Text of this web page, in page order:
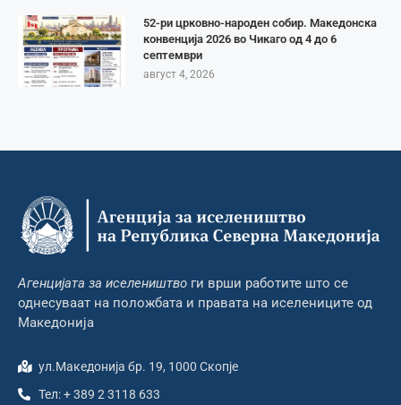
52-ри црковно-народен собир. Македонска
конвенција 2026 во Чикаго од 4 до 6
септември
август 4, 2026
Агенцијата за иселеништво ги врши работите што се
однесуваат на положбата и правата на иселениците од
Македонија
ул.Македонија бр. 19, 1000 Скопје
Тел: + 389 2 3118 633